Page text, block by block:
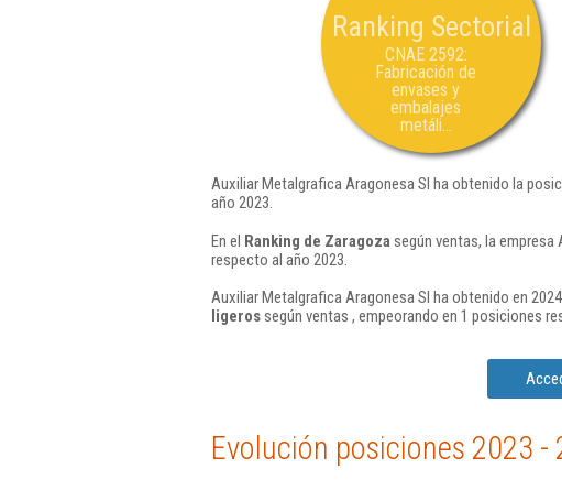
Ranking Sectorial
CNAE 2592:
Fabricación de
envases y
embalajes
metáli...
Auxiliar Metalgrafica Aragonesa Sl ha obtenido la
año 2023.
En el Ranking de Zaragoza según ventas, la
respecto al año 2023.
Auxiliar Metalgrafica Aragonesa Sl ha obtenido en
ligerossegún ventas , empeorando en 1 posiciones
Evolución posiciones 2023 -